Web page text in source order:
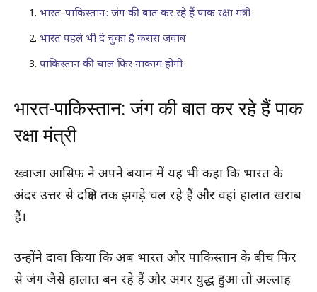
भारत-पाकिस्तान: जंग की बात कर रहे हैं पाक रक्षा मंत्री
भारत पहले भी दे चुका है करारा जवाब
पाकिस्तान की चाल फिर नाकाम होगी
भारत-पाकिस्तान: जंग की बात कर रहे हैं पाक
रक्षा मंत्री
ख्वाजा आसिफ ने अपने बयान में यह भी कहा कि भारत के
अंदर उत्तर से दक्षिण तक झगड़े चल रहे हैं और वहां हालात खराब
हैं।
उन्होंने दावा किया कि अब भारत और पाकिस्तान के बीच फिर
से जंग जैसे हालात बन रहे हैं और अगर युद्ध हुआ तो अल्लाह